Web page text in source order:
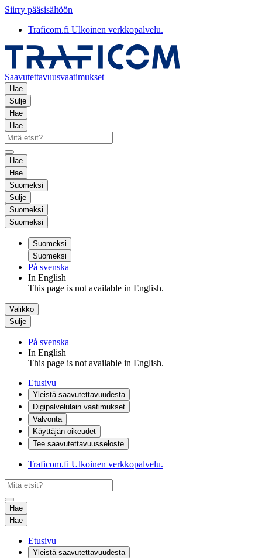
Siirry pääsisältöön
Traficom.fi Ulkoinen verkkopalvelu.
Saavutettavuusvaatimukset
Hae
Sulje
Hae
Hae
Hae
Hae
Suomeksi
Sulje
Suomeksi
Suomeksi
Suomeksi
Suomeksi
På svenska
In English
This page is not available in English.
Valikko
Sulje
På svenska
In English
This page is not available in English.
Etusivu
Yleistä saavutettavuudesta
Digipalvelulain vaatimukset
Valvonta
Käyttäjän oikeudet
Tee saavutettavuusseloste
Traficom.fi Ulkoinen verkkopalvelu.
Hae
Hae
Etusivu
Yleistä saavutettavuudesta